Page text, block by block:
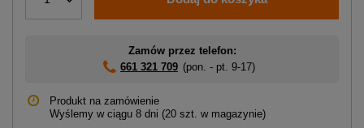
Zamów przez telefon:
661 321 709 (pon. - pt. 9-17)
Produkt na zamówienie
Wyślemy w ciągu 8 dni (20 szt. w magazynie)